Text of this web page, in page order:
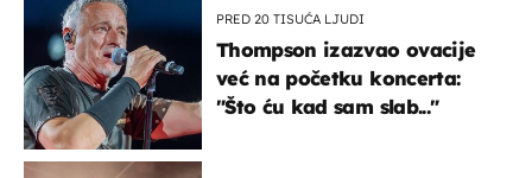
PRED 20 TISUĆA LJUDI
Thompson izazvao ovacije
već na početku koncerta:
"Što ću kad sam slab..."